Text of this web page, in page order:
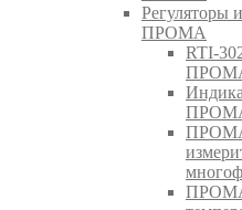
Регуляторы
ПРОМА
RTI-